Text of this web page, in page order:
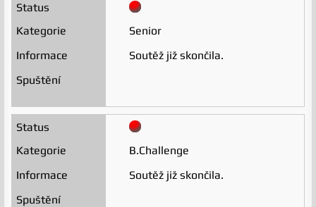
Senior
Soutěž již skončila.
B.Challenge
Soutěž již skončila.